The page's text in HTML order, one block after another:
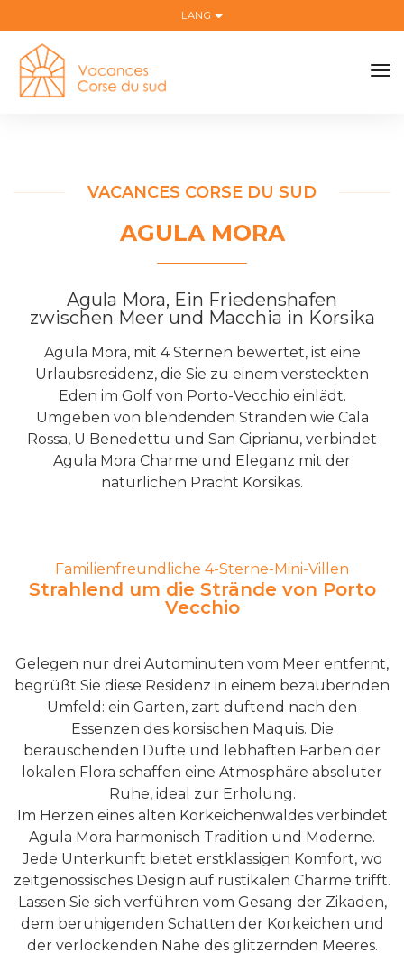
LANG
VACANCES CORSE DU SUD
AGULA MORA
Agula Mora, Ein Friedenshafen
zwischen Meer und Macchia in Korsika
Agula Mora, mit 4 Sternen bewertet, ist eine
Urlaubsresidenz, die Sie zu einem versteckten
Eden im Golf von Porto-Vecchio einlädt.
Umgeben von blendenden Stränden wie Cala
Rossa, U Benedettu und San Ciprianu, verbindet
Agula Mora Charme und Eleganz mit der
natürlichen Pracht Korsikas.
Familienfreundliche 4-Sterne-Mini-Villen
Strahlend um die Strände von Porto
Vecchio
Gelegen nur drei Autominuten vom Meer entfernt,
begrüßt Sie diese Residenz in einem bezaubernden
Umfeld: ein Garten, zart duftend nach den
Essenzen des korsischen Maquis. Die
berauschenden Düfte und lebhaften Farben der
lokalen Flora schaffen eine Atmosphäre absoluter
Ruhe, ideal zur Erholung.
Im Herzen eines alten Korkeichenwaldes verbindet
Agula Mora harmonisch Tradition und Moderne.
Jede Unterkunft bietet erstklassigen Komfort, wo
zeitgenössisches Design auf rustikalen Charme trifft.
Lassen Sie sich verführen vom Gesang der Zikaden,
dem beruhigenden Schatten der Korkeichen und
der verlockenden Nähe des glitzernden Meeres.